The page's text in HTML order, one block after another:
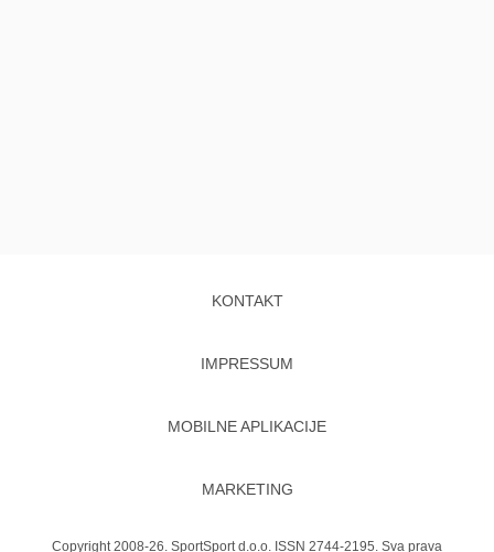
KONTAKT
IMPRESSUM
MOBILNE APLIKACIJE
MARKETING
Copyright 2008-26. SportSport d.o.o. ISSN 2744-2195. Sva prava